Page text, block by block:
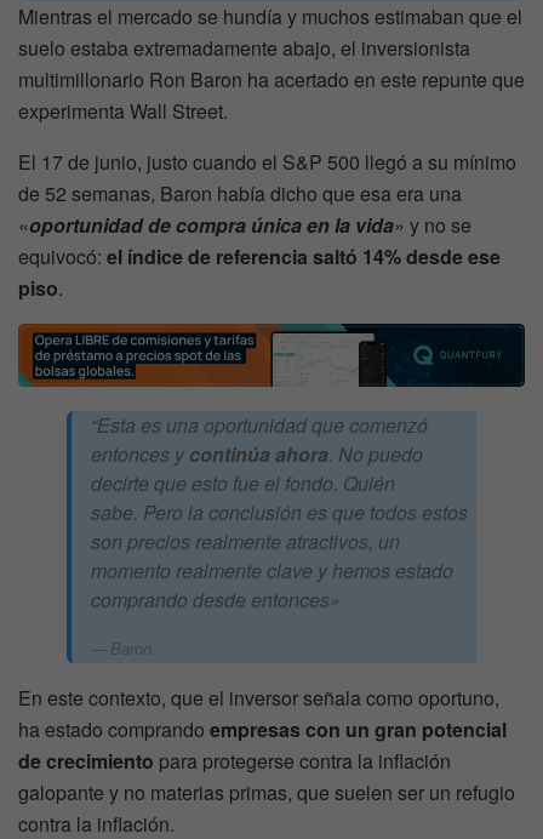
Mientras el mercado se hundía y muchos estimaban que el
suelo estaba extremadamente abajo, el inversionista
multimillonario Ron Baron ha acertado en este repunte que
experimenta Wall Street.
El 17 de junio, justo cuando el S&P 500 llegó a su mínimo
de 52 semanas, Baron había dicho que esa era una
«oportunidad de compra única en la vida» y no se
equivocó: el índice de referencia saltó 14% desde ese
piso.
“Esta es una oportunidad que comenzó
entonces y continúa ahora. No puedo
decirte que esto fue el fondo. Quién
sabe. Pero la conclusión es que todos estos
son precios realmente atractivos, un
momento realmente clave y hemos estado
comprando desde entonces»
Baron.
En este contexto, que el inversor señala como oportuno,
ha estado comprando empresas con un gran potencial
de crecimiento para protegerse contra la inflación
galopante y no materias primas, que suelen ser un refugio
contra la inflación.